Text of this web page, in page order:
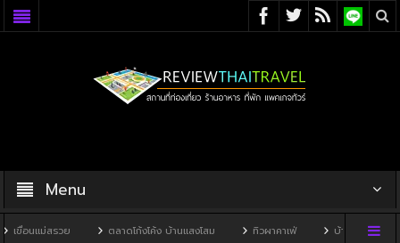
Menu
ตลาดโก้งโค้ง บ้านแสงโสม ทิวผาคาเฟ่ บ้านพิพิธภัณฑ์ไทดำ บ้านห